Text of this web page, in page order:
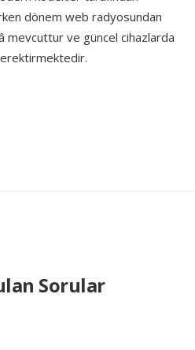
dönem web radyosundan
mevcuttur ve güncel cihazlarda
Sorular